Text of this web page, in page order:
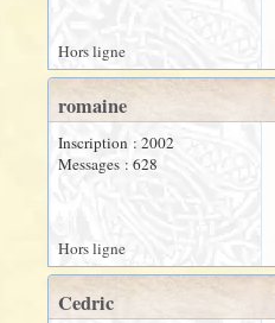
Hors ligne
romaine
Inscription : 2002
Messages : 628
Hors ligne
Cedric